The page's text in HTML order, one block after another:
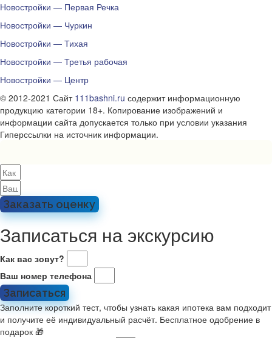
Новостройки — Первая Речка
Новостройки — Чуркин
Новостройки — Тихая
Новостройки — Третья рабочая
Новостройки — Центр
© 2012-2021 Сайт 111bashni.ru содержит информационную
продукцию категории 18+. Копирование изображений и
информации сайта допускается только при условии указания
Гиперссылки на источник информации.
Заказать оценку
Записаться на экскурсию
Как вас зовут?
Ваш номер телефона
Записаться
Заполните короткий тест, чтобы узнать какая ипотека вам подходит
и получите её индивидуальный расчёт. Бесплатное одобрение в
подарок 🎁